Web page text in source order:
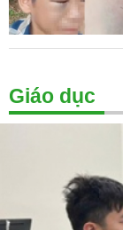
Giáo dục